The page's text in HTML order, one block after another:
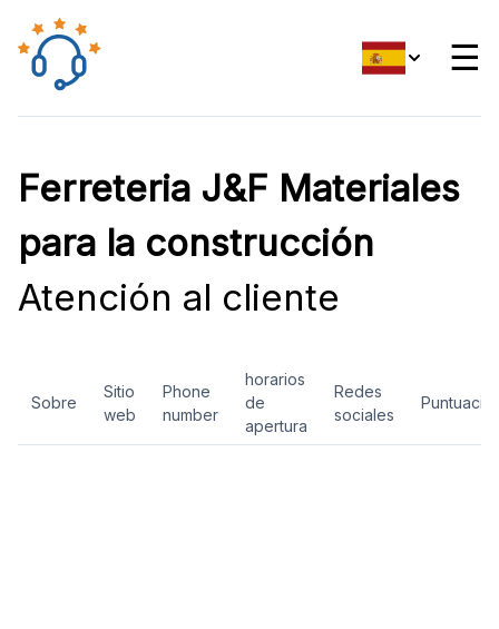
☰
Ferreteria J&F Materiales
para la construcción
Atención al cliente
Sobre
Sitio
web
Phone
number
horarios
de
apertura
Redes
sociales